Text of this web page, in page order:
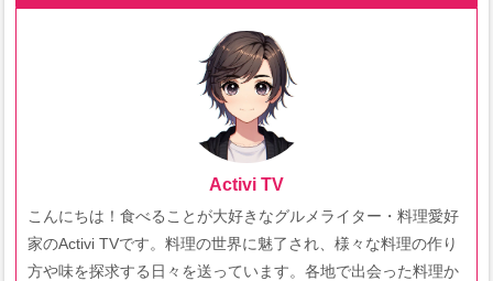
Activi TV
こんにちは！食べることが大好きなグルメライター・料理愛好
家のActivi TVです。料理の世界に魅了され、様々な料理の作り
方や味を探求する日々を送っています。各地で出会った料理か